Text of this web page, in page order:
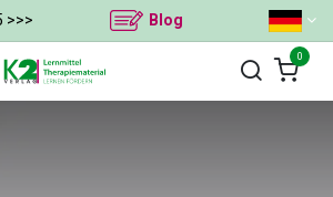
>>> Blog
0